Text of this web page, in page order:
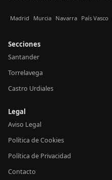
Madrid Murcia Navarra País Vasco
Secciones
Santander
Torrelavega
Castro Urdiales
Legal
Aviso Legal
Política de Cookies
Política de Privacidad
Contacto